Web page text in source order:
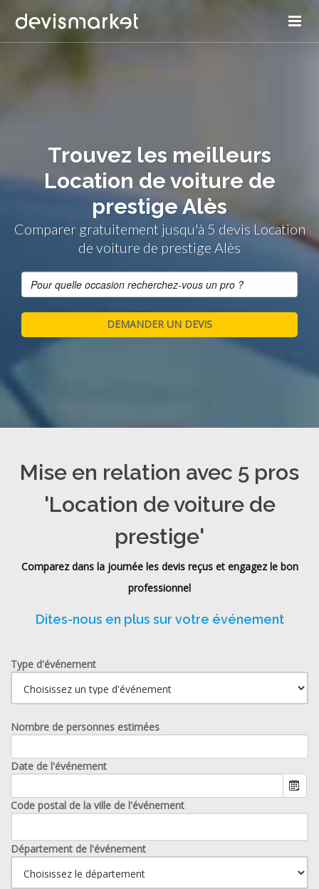
Trouvez les meilleurs
Location de voiture de
prestige Alès
Comparer gratuitement jusqu'à 5 devis Location
de voiture de prestige Alès
Mise en relation avec 5 pros
'Location de voiture de
prestige'
Comparez dans la journée les devis reçus et engagez le bon
professionnel
Dites-nous en plus sur votre événement
Type d'événement
Nombre de personnes estimées
Date de l'événement
Code postal de la ville de l'événement
Département de l'événement